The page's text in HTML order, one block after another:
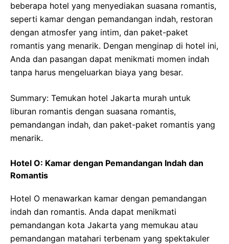
beberapa hotel yang menyediakan suasana romantis,
seperti kamar dengan pemandangan indah, restoran
dengan atmosfer yang intim, dan paket-paket
romantis yang menarik. Dengan menginap di hotel ini,
Anda dan pasangan dapat menikmati momen indah
tanpa harus mengeluarkan biaya yang besar.
Summary: Temukan hotel Jakarta murah untuk
liburan romantis dengan suasana romantis,
pemandangan indah, dan paket-paket romantis yang
menarik.
Hotel O: Kamar dengan Pemandangan Indah dan
Romantis
Hotel O menawarkan kamar dengan pemandangan
indah dan romantis. Anda dapat menikmati
pemandangan kota Jakarta yang memukau atau
pemandangan matahari terbenam yang spektakuler